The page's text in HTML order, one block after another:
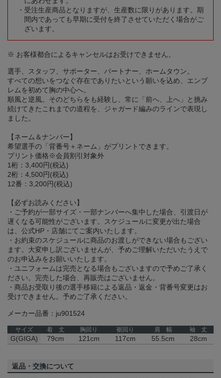
受注生産商品となりますが、生産数に限りがあります。期
間内であっても早期に受付を終了させていただく場合がご
ざいます。
※ お客様都合によるキャンセルはお受けできません。
選手、スタッフ、サポーター、パートナー、ホームタウン。
すべての想いをつなぐ存在でありたいという願いを込め、エンブ
レムを初めて胸の中心へ。
順風と逆風。そのどちらをも経験し、常に「前へ、上へ」と挑み
続けてきたこれまでの道程を、ジャガード編みのラインで表現し
ました。
【ネーム＆ナンバー】
希望選手の「背番号＋ネーム」がプリントできます。
プリント価格※会員割引対象外
1桁：3,400円(税込)
2桁：4,500円(税込)
12番：3,200円(税込)
【必ずお読みください】
・ご予約が一部サイズ・一部ナンバーへ集中した場合、引渡日が
遅くなる可能性がございます。スケジュールに変更が出た場合
は、公式HP・店舗にてご案内いたします。
・お約束のスケジュールに商品のお渡しができない場合もござい
ます。大変申し訳ございませんが、予めご理解いただいたうえで
のお申込みをお願いいたします。
・ユニフォームは完売となる場合もございますので予めご了承く
ださい。完売した場合、再販売はございません。
・商品お受取り後の選手移籍による返品・返金・背番号変更はお
受けできません。予めご了承ください。
メーカー品番：ju901524
サイズ 着 丈 胸回り 裾回り 肩 幅 袖 丈
G(GIGA) 79cm 121cm 117cm 55.5cm 28cm
返品・交換について